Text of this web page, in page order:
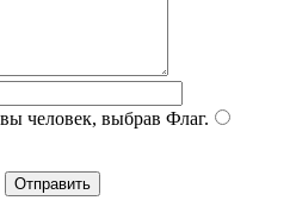
человек, выбрав Флаг.